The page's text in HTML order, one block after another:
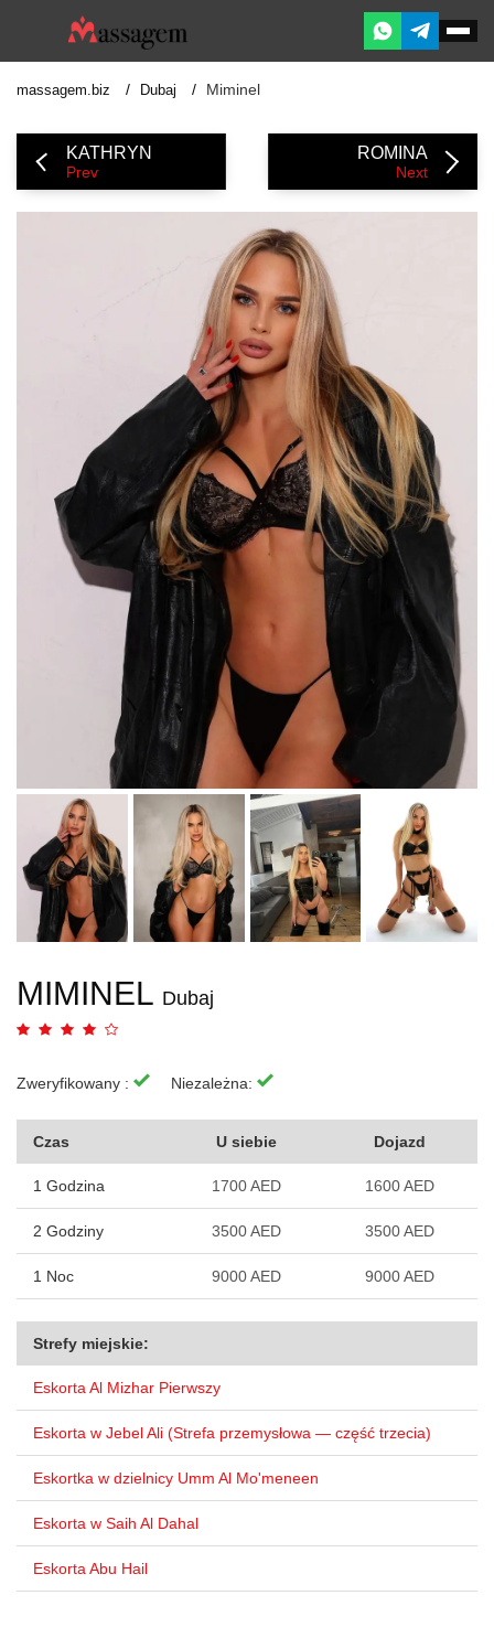
massagem.biz Dubaj Miminel
KATHRYN
Prev
ROMINA
Next
MIMINEL Dubaj
Zweryfikowany : Niezależna:
Czas U siebie Dojazd
1 Godzina 1700 AED 1600 AED
2 Godziny 3500 AED 3500 AED
1 Noc 9000 AED 9000 AED
Strefy miejskie:
Eskorta Al Mizhar Pierwszy
Eskorta w Jebel Ali (Strefa przemysłowa — część trzecia)
Eskortka w dzielnicy Umm Al Mo'meneen
Eskorta w Saih Al Dahal
Eskorta Abu Hail